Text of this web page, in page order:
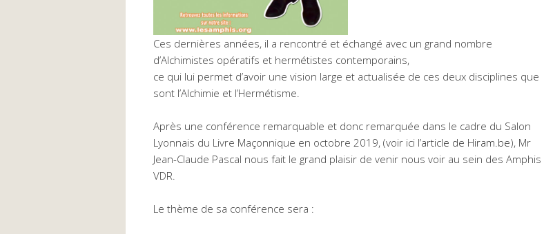
Ces dernières années, il a rencontré et échangé avec un grand nombre
d’Alchimistes opératifs et hermétistes contemporains,
ce qui lui permet d’avoir une vision large et actualisée de ces deux disciplines que
sont l’Alchimie et l’Hermétisme.
Après une conférence remarquable et donc remarquée dans le cadre du Salon
Lyonnais du Livre Maçonnique en octobre 2019, (voir ici l’article de Hiram.be), Mr
Jean-Claude Pascal nous fait le grand plaisir de venir nous voir au sein des Amphis
VDR.
Le thème de sa conférence sera :